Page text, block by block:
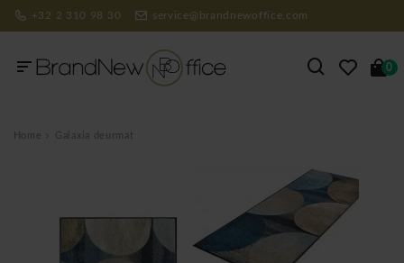
+32 2 310 98 30 service@brandnewoffice.com
0
Home Galaxia deurmat